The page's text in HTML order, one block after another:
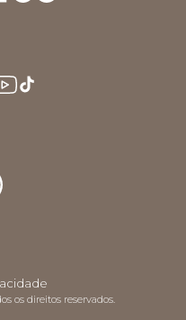
os direitos reservados.